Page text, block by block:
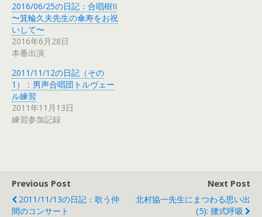
2016/06/25の日記：合唱樹II
〜箕輪久夫先生の傘寿をお祝
いして〜
2016年6月28日
本番出演
2011/11/12の日記（その
1）：男声合唱団トルヴェー
ル練習
2011年11月13日
練習参加記録
Previous Post
2011/11/13の日記：歌う仲
間のコンサート
Next Post
北村協一先生にまつわる思い出
(5): 腰式呼吸